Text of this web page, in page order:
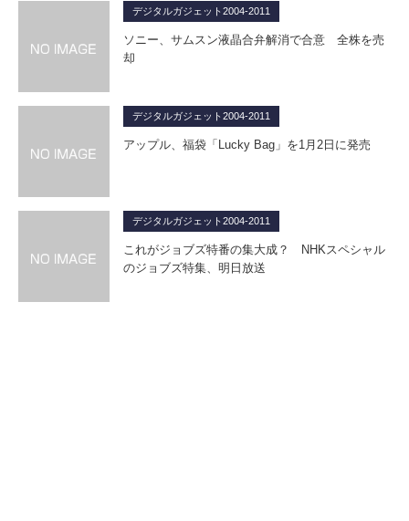
デジタルガジェット2004-2011
ソニー、サムスン液晶合弁解消で合意 全株を売
却
デジタルガジェット2004-2011
アップル、福袋「Lucky Bag」を1月2日に発売
デジタルガジェット2004-2011
これがジョブズ特番の集大成？ NHKスペシャル
のジョブズ特集、明日放送